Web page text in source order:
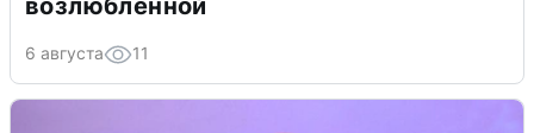
6 августа 11